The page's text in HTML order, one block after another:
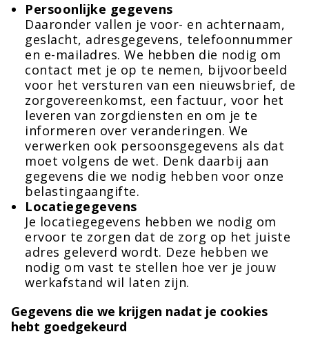
Persoonlijke gegevens
Daaronder vallen je voor- en achternaam,
geslacht, adresgegevens, telefoonnummer
en e-mailadres. We hebben die nodig om
contact met je op te nemen, bijvoorbeeld
voor het versturen van een nieuwsbrief, de
zorgovereenkomst, een factuur, voor het
leveren van zorgdiensten en om je te
informeren over veranderingen. We
verwerken ook persoonsgegevens als dat
moet volgens de wet. Denk daarbij aan
gegevens die we nodig hebben voor onze
belastingaangifte.
Locatiegegevens
Je locatiegegevens hebben we nodig om
ervoor te zorgen dat de zorg op het juiste
adres geleverd wordt. Deze hebben we
nodig om vast te stellen hoe ver je jouw
werkafstand wil laten zijn.
Gegevens die we krijgen nadat je cookies
hebt goedgekeurd